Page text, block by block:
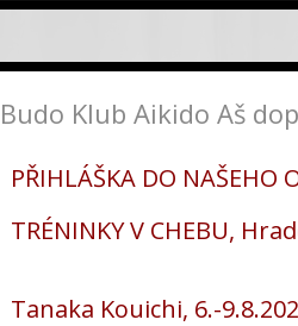
Budo Klub Aikido Aš
PŘIHLÁŠKA DO NAŠEHO
TRÉNINKY V CHEBU,
Tanaka Kouichi, 6.-